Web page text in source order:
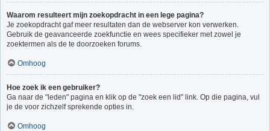
Waarom resulteert mijn zoekopdracht in een lege pagina?
Je zoekopdracht gaf meer resultaten dan de webserver kon verwerken.
Gebruik de geavanceerde zoekfunctie en wees specifieker met zowel je
zoektermen als de te doorzoeken forums.
Omhoog
Hoe zoek ik een gebruiker?
Ga naar de "leden" pagina en klik op de "zoek een lid" link. Op die pagina, vul
je de voor zichzelf sprekende opties in.
Omhoog